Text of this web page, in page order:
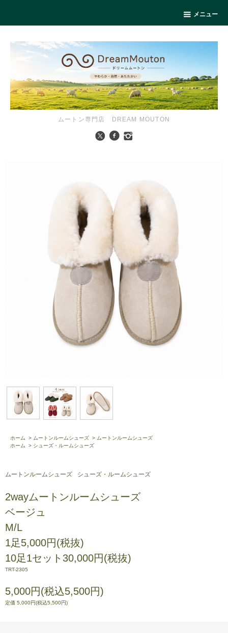
メニュー
ムートン専門店 DREAM MOUTON
ホーム > ムートンルームシューズ > ムートンルームシューズ
ホーム
> シューズ・ルームシューズ
ムートンルームシューズ シューズ・ルームシューズ
2wayムートンルームシューズ
ベージュ
M/L
1足5,000円(税抜)
10足1セット30,000円(税抜)
TRT-2305
5,000円(税込5,500円)
定価 5,000円(税込5,500円)